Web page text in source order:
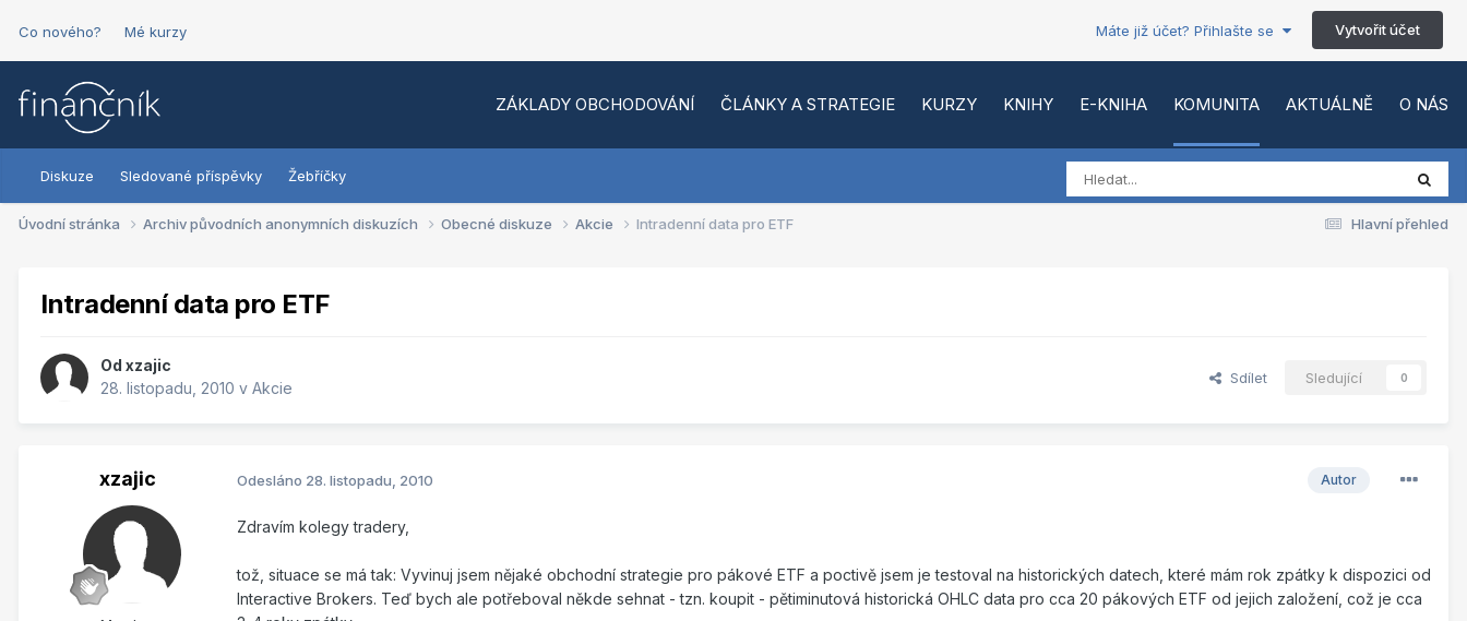
Co nového? Mé kurzy Máte již účet? Přihlašte se Vytvořit účet
ZÁKLADY OBCHODOVÁNÍ ČLÁNKY A STRATEGIE KURZY KNIHY E-KNIHA KOMUNITA AKTUÁLNĚ O NÁS
Diskuze Sledované příspěvky Žebříčky
Hlavní přehled
Úvodní stránka Archiv původních anonymních diskuzích Obecné diskuze Akcie Intradenní data pro ETF
Intradenní data pro ETF
Od xzajic
28. listopadu, 2010 v Akcie
Sdílet Sledující 0
xzajic Autor
Odesláno 28. listopadu, 2010
Zdravím kolegy tradery,
tož, situace se má tak: Vyvinuj jsem nějaké obchodní strategie pro pákové ETF a poctivě jsem je testoval na historických datech, které mám rok zpátky k dispozici od
Interactive Brokers. Teď bych ale potřeboval někde sehnat - tzn. koupit - pětiminutová historická OHLC data pro cca 20 pákových ETF od jejich založení, což je cca